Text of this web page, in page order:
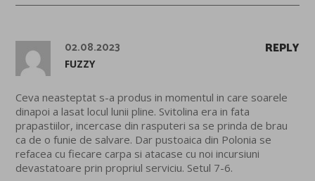
REPLY
02.08.2023
FUZZY
Ceva neasteptat s-a produs in momentul in care soarele
dinapoi a lasat locul lunii pline. Svitolina era in fata
prapastiilor, incercase din rasputeri sa se prinda de brau
ca de o funie de salvare. Dar pustoaica din Polonia se
refacea cu fiecare carpa si atacase cu noi incursiuni
devastatoare prin propriul serviciu. Setul 7-6.